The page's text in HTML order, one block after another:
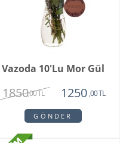
Vazoda 10'lu Mor Gül
1850,00 TL 1250 ,00 TL
GÖNDER